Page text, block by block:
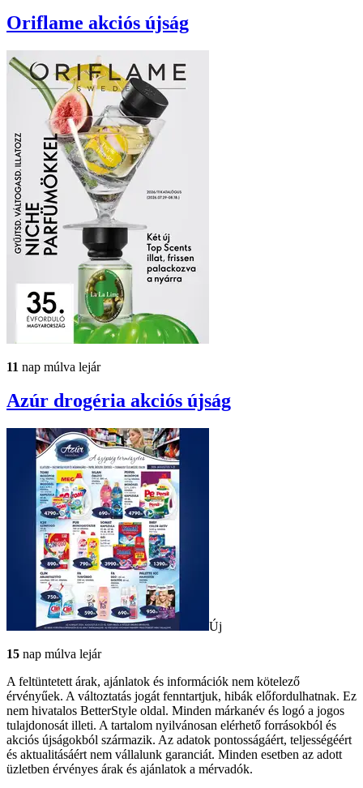
Oriflame akciós újság
11 nap múlva lejár
Azúr drogéria akciós újság
Új
15 nap múlva lejár
A feltüntetett árak, ajánlatok és információk nem kötelező
érvényűek. A változtatás jogát fenntartjuk, hibák előfordulhatnak. Ez
nem hivatalos BetterStyle oldal. Minden márkanév és logó a jogos
tulajdonosát illeti. A tartalom nyilvánosan elérhető forrásokból és
akciós újságokból származik. Az adatok pontosságáért, teljességéért
és aktualitásáért nem vállalunk garanciát. Minden esetben az adott
üzletben érvényes árak és ajánlatok a mérvadók.